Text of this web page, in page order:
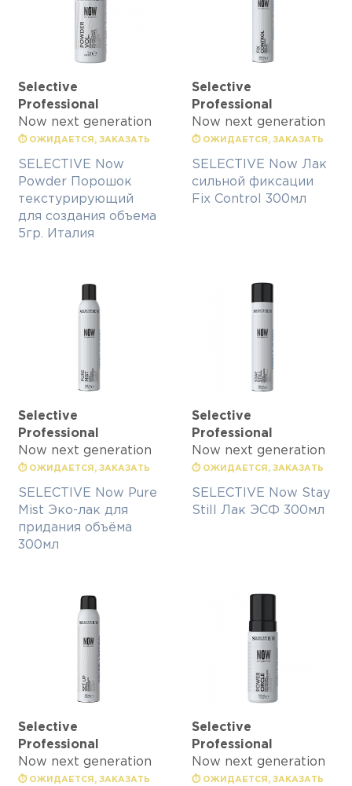
Selective
Professional
Now next generation
⏱ ОЖИДАЕТСЯ, ЗАКАЗАТЬ
SELECTIVE Now
Powder Порошок
текстурирующий
для создания объема
5гр. Италия
Selective
Professional
Now next generation
⏱ ОЖИДАЕТСЯ, ЗАКАЗАТЬ
SELECTIVE Now Лак
сильной фиксации
Fix Control 300мл
Selective
Professional
Now next generation
⏱ ОЖИДАЕТСЯ, ЗАКАЗАТЬ
SELECTIVE Now Pure
Mist Эко-лак для
придания объёма
300мл
Selective
Professional
Now next generation
⏱ ОЖИДАЕТСЯ, ЗАКАЗАТЬ
SELECTIVE Now Stay
Still Лак ЭСФ 300мл
Selective
Professional
Now next generation
⏱ ОЖИДАЕТСЯ, ЗАКАЗАТЬ
Selective
Professional
Now next generation
⏱ ОЖИДАЕТСЯ, ЗАКАЗАТЬ